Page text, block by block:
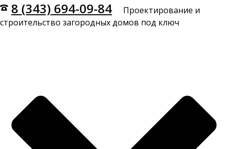
8 (343) 694-09-84
Проектирование и
строительство загородных домов под ключ